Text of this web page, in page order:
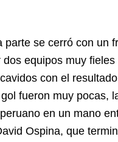
parte se cerró con un
dos equipos muy
con el
fueron muy pocas,
en un mano
Ospina, que